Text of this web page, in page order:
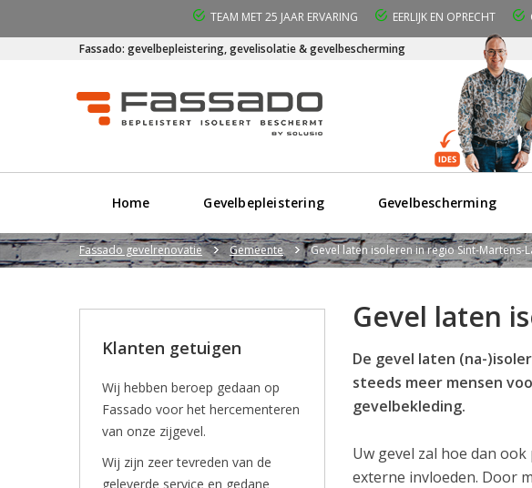
TEAM MET 25 JAAR ERVARING EERLIJK EN OPRECHT
Fassado: gevelbepleistering, gevelisolatie & gevelbescherming
Home Gevelbepleistering Gevelbescherming
Fassado gevelrenovatie Gemeente Gevel laten isoleren in regio Sint-Martens-
Gevel laten
De gevel laten (na-
steeds meer mensen
gevelbekleding.
Uw gevel zal hoe dan
externe invloeden. Door
Klanten getuigen
Wij hebben beroep gedaan op
Fassado voor het hercementeren
van onze zijgevel.
Wij zijn zeer tevreden van de
geleverde service en gedane